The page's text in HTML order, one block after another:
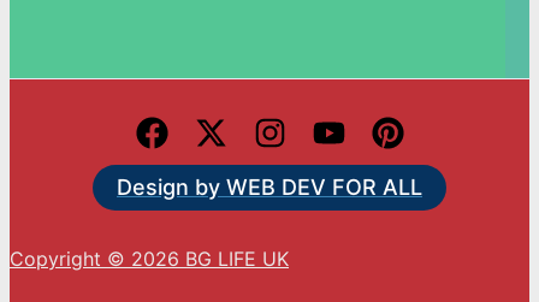
Design by WEB DEV FOR ALL
Copyright © 2026 BG LIFE UK